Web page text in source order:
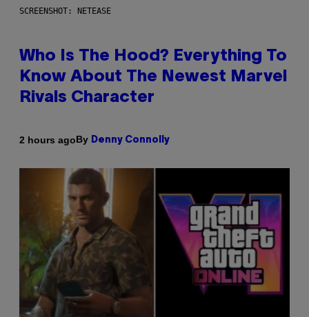
SCREENSHOT: NETEASE
Who Is The Hood? Everything To
Know About The Newest Marvel
Rivals Character
2 hours agoBy Denny Connolly